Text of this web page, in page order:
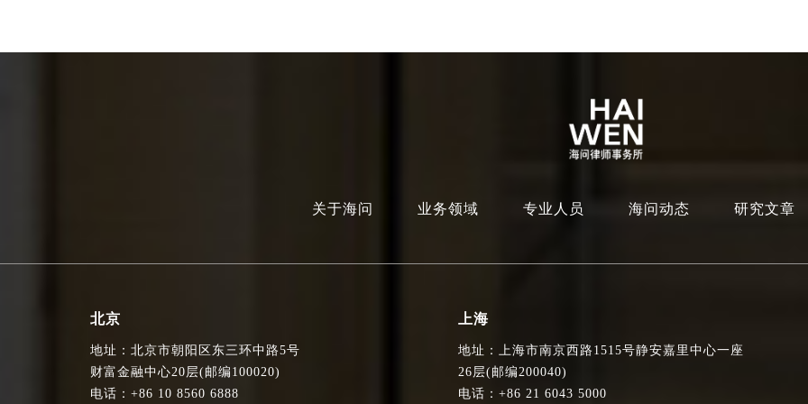
关于海问 业务领域 专业人员 海问动态 研究文章
北京
地址：北京市朝阳区东三环中路5号
财富金融中心20层(邮编100020)
电话：+86 10 8560 6888
上海
地址：上海市南京西路1515号静安嘉里中心一座
26层(邮编200040)
电话：+86 21 6043 5000